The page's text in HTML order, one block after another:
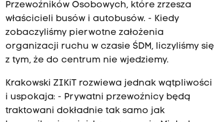
Przewoźników Osobowych, które zrzesza
właścicieli busów i autobusów. - Kiedy
zobaczyliśmy pierwotne założenia
organizacji ruchu w czasie ŚDM, liczyliśmy się
z tym, że do centrum nie wjedziemy.
Krakowski ZIKiT rozwiewa jednak wątpliwości
i uspokaja: - Prywatni przewoźnicy będą
traktowani dokładnie tak samo jak